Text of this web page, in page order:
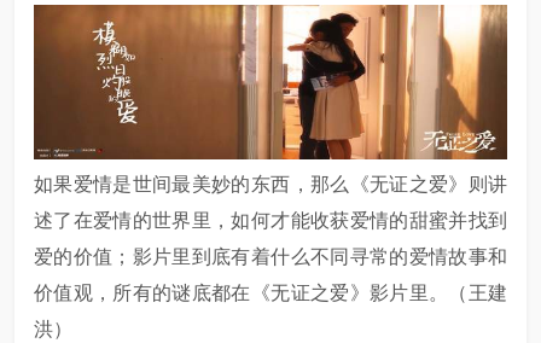
如果爱情是世间最美妙的东西，那么《无证之爱》则讲
述了在爱情的世界里，如何才能收获爱情的甜蜜并找到
爱的价值；影片里到底有着什么不同寻常的爱情故事和
价值观，所有的谜底都在《无证之爱》影片里。（王建
洪）